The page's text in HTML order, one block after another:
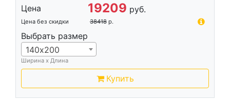
Цена 19209 руб.
Цена без скидки 38418 р.
Выбрать размер
140х200
Ширина х Длина
Купить